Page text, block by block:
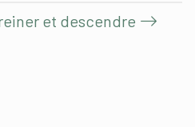
et descendre